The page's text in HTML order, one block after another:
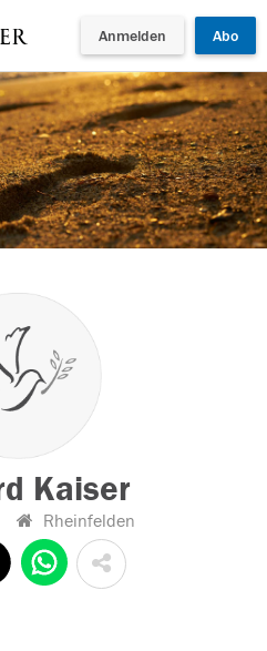
Anmelden Abo
Kaiser
Rheinfelden